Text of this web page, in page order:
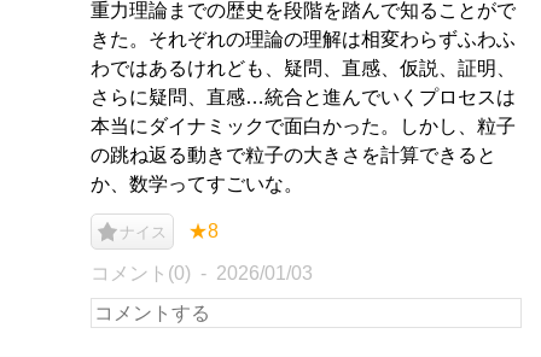
重力理論までの歴史を段階を踏んで知ることがで
きた。それぞれの理論の理解は相変わらずふわふ
わではあるけれども、疑問、直感、仮説、証明、
さらに疑問、直感…統合と進んでいくプロセスは
本当にダイナミックで面白かった。しかし、粒子
の跳ね返る動きで粒子の大きさを計算できると
か、数学ってすごいな。
ナイス ★8
コメント(0) 2026/01/03